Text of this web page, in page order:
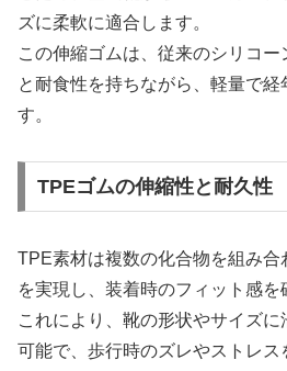
ズに柔軟に適合します。
この伸縮ゴムは、従来のシリコ
と耐食性を持ちながら、軽量で
す。
TPEゴムの伸縮性と耐久性
TPE素材は複数の化合物を組み合
を実現し、装着時のフィット感を
これにより、靴の形状やサイズ
可能で、歩行時のズレやストレス